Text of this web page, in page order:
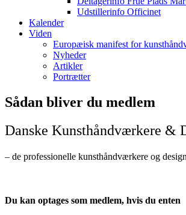
Udstillerinfo Officinet
Kalender
Viden
Europæisk manifest for
Nyheder
Artikler
Portrætter
Sådan bliver du medlem
Danske Kunsthåndværkere &
– de professionelle kunsthåndværkere og
Du kan optages som medlem, hvis du enten